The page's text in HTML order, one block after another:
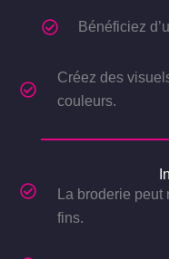
Bénéficiez
Créez des
couleurs.
La broderie
fins.